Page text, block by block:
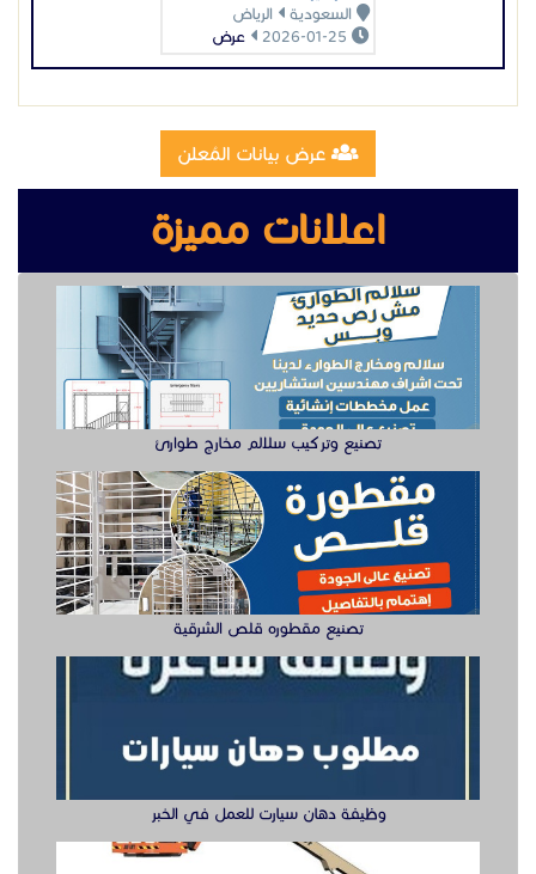
السعودية
الرياض
عرض
عرض بيانات المُعلن
اعلانات مميزة
تصنيع وتركيب سلالم مخارج طوارئ
تصنيع مقطوره قلص الشرقية
وظيفة دهان سيارت للعمل في الخبر